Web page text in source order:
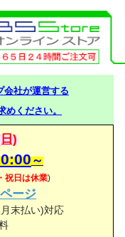
会社が運営する
めください。
)
～
祝日は休業)
ージ
末払い)対応